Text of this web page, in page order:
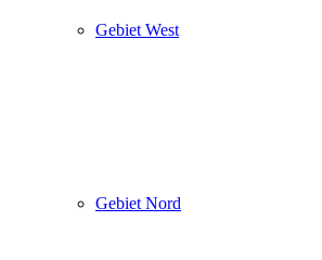
Gebiet West
Gebiet Nord